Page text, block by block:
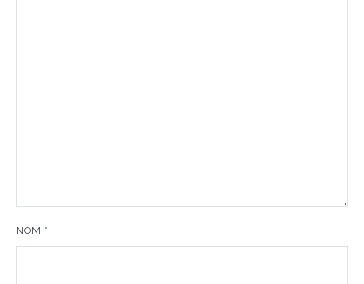
NOM *